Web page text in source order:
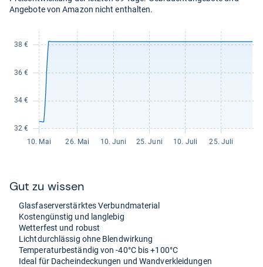
Angebote von Amazon nicht enthalten.
Gut zu wis­sen
Glas­fa­ser­ver­stärk­tes Ver­bund­ma­te­rial
Kos­ten­güns­tig und lang­le­big
Wet­ter­fest und robust
Licht­durch­läs­sig ohne Blend­wir­kung
Tem­pe­ra­tur­be­stän­dig von -​40°C bis +100°C
Ideal für Dachein­de­ckun­gen und Wand­ver­klei­dun­gen